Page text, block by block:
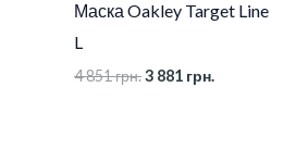
Маска Oakley Target Line
L
4 851грн.3 881 грн.